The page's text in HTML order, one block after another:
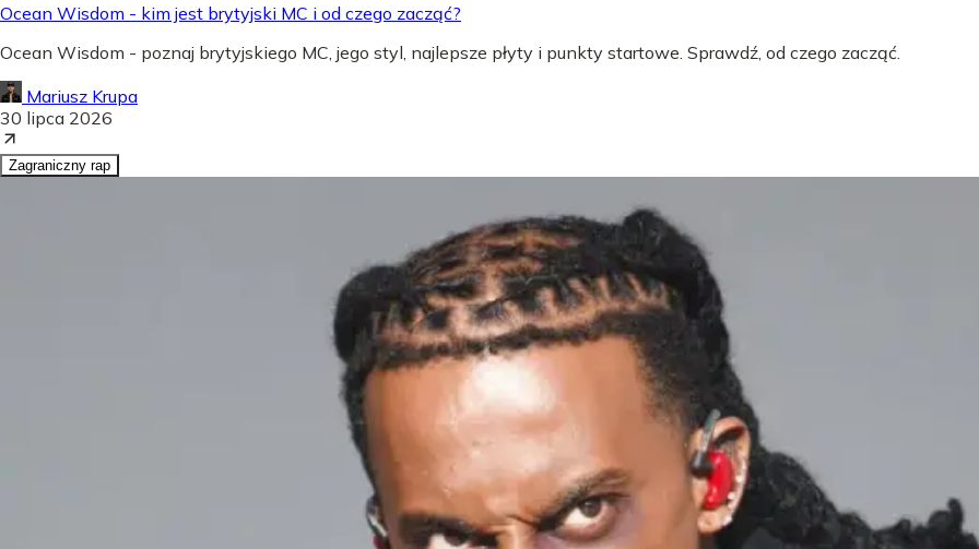
Ocean Wisdom - kim jest brytyjski MC i od czego zacząć?
Ocean Wisdom - poznaj brytyjskiego MC, jego styl, najlepsze płyty i punkty startowe. Sprawdź, od czego zacząć.
Mariusz Krupa
30 lipca 2026
Zagraniczny rap